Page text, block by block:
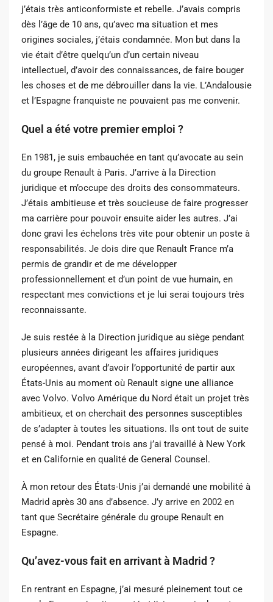
j’étais très anticonformiste et rebelle. J’avais compris
dès l’âge de 10 ans, qu’avec ma situation et mes
origines sociales, j’étais condamnée. Mon but dans la
vie était d’être quelqu’un d’un certain niveau
intellectuel, d’avoir des connaissances, de faire bouger
les choses et de me débrouiller dans la vie. L’Andalousie
et l’Espagne franquiste ne pouvaient pas me convenir.
Quel a été votre premier emploi ?
En 1981, je suis embauchée en tant qu’avocate au sein
du groupe Renault à Paris. J’arrive à la Direction
juridique et m’occupe des droits des consommateurs.
J’étais ambitieuse et très soucieuse de faire progresser
ma carrière pour pouvoir ensuite aider les autres. J’ai
donc gravi les échelons très vite pour obtenir un poste à
responsabilités. Je dois dire que Renault France m’a
permis de grandir et de me développer
professionnellement et d’un point de vue humain, en
respectant mes convictions et je lui serai toujours très
reconnaissante.
Je suis restée à la Direction juridique au siège pendant
plusieurs années dirigeant les affaires juridiques
européennes, avant d’avoir l’opportunité de partir aux
États-Unis au moment où Renault signe une alliance
avec Volvo. Volvo Amérique du Nord était un projet très
ambitieux, et on cherchait des personnes susceptibles
de s’adapter à toutes les situations. Ils ont tout de suite
pensé à moi. Pendant trois ans j’ai travaillé à New York
et en Californie en qualité de General Counsel.
À mon retour des États-Unis j’ai demandé une mobilité à
Madrid après 30 ans d’absence. J’y arrive en 2002 en
tant que Secrétaire générale du groupe Renault en
Espagne.
Qu’avez-vous fait en arrivant à Madrid ?
En rentrant en Espagne, j’ai mesuré pleinement tout ce